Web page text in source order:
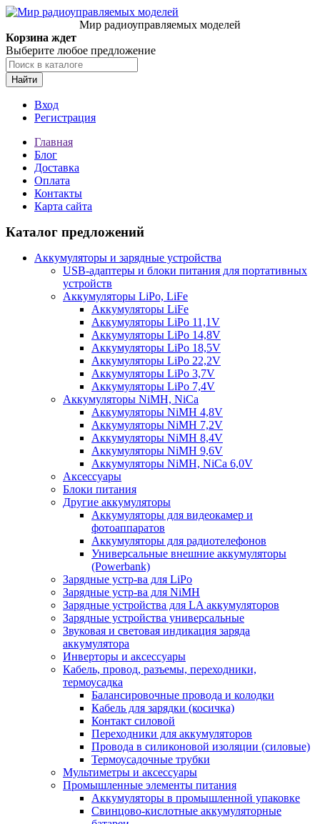
Мир радиоуправляемых моделей
Корзина ждет
Выберите любое предложение
Найти
Вход
Регистрация
Главная
Блог
Доставка
Оплата
Контакты
Карта сайта
Каталог предложений
Аккумуляторы и зарядные устройства
USB-адаптеры и блоки питания для портативных
устройств
Аккумуляторы LiPo, LiFe
Аккумуляторы LiFe
Аккумуляторы LiPo 11,1V
Аккумуляторы LiPo 14,8V
Аккумуляторы LiPo 18,5V
Аккумуляторы LiPo 22,2V
Аккумуляторы LiPo 3,7V
Аккумуляторы LiPo 7,4V
Аккумуляторы NiMH, NiCa
Аккумуляторы NiMH 4,8V
Аккумуляторы NiMH 7,2V
Аккумуляторы NiMH 8,4V
Аккумуляторы NiMH 9,6V
Аккумуляторы NiMH, NiCa 6,0V
Аксессуары
Блоки питания
Другие аккумуляторы
Аккумуляторы для видеокамер и
фотоаппаратов
Аккумуляторы для радиотелефонов
Универсальные внешние аккумуляторы
(Powerbank)
Зарядные устр-ва для LiPo
Зарядные устр-ва для NiMH
Зарядные устройства для LA аккумуляторов
Зарядные устройства универсальные
Звуковая и световая индикация заряда
аккумулятора
Инверторы и аксессуары
Кабель, провод, разъемы, переходники,
термоусадка
Балансировочные провода и колодки
Кабель для зарядки (косичка)
Контакт силовой
Переходники для аккумуляторов
Провода в силиконовой изоляции (силовые)
Термоусадочные трубки
Мультиметры и аксессуары
Промышленные элементы питания
Аккумуляторы в промышленной упаковке
Свинцово-кислотные аккумуляторные